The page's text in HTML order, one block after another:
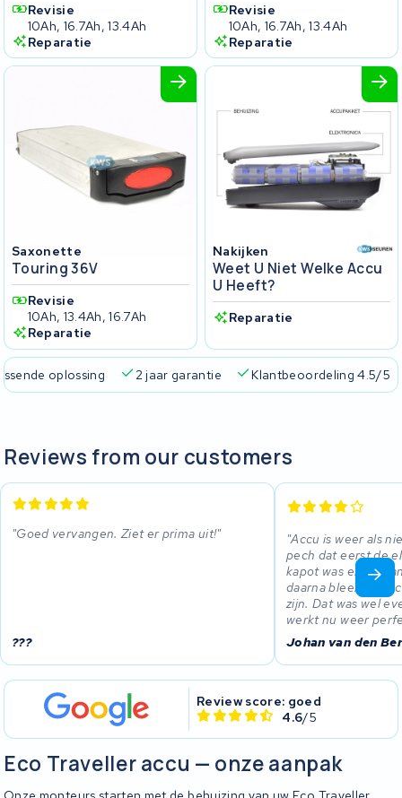
Revisie
10Ah, 16.7Ah, 13.4Ah
Reparatie
Revisie
10Ah, 16.7Ah, 13.4Ah
Reparatie
Saxonette
Touring 36V
Revisie
10Ah, 13.4Ah, 16.7Ah
Reparatie
Nakijken
Weet U Niet Welke Accu
U Heeft?
Reparatie
oplossing 2 jaar garantie Klantbeoordeling 4.5/5
Reviews from our customers
Goed vervangen. Ziet er prima uit!
???
Accu is weer als
pech dat eerst de
kapot was en
daarna bleek de
zijn. Dat was wel
werkt nu weer
Johan van den
Review score: goed
4.6/5
Eco Traveller accu — onze aanpak